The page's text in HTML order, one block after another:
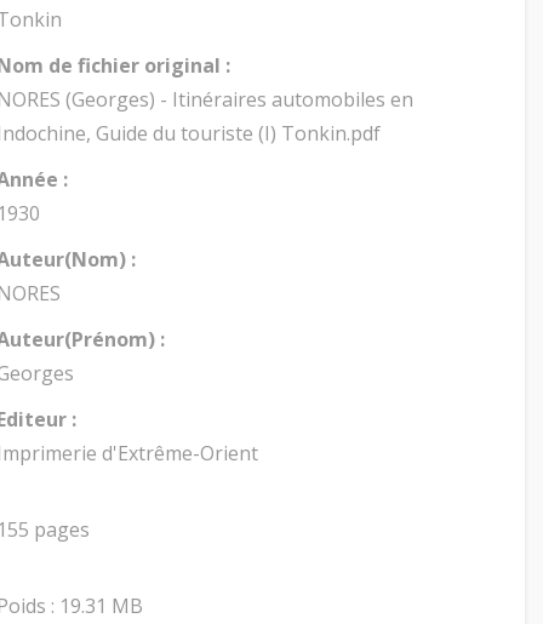
de fichier original :
(Georges) - Itinéraires automobiles en
Guide du touriste (I) Tonkin.pdf
:
1930
:
:
:
d'Extrême-Orient
155 pages
: 19.31 MB